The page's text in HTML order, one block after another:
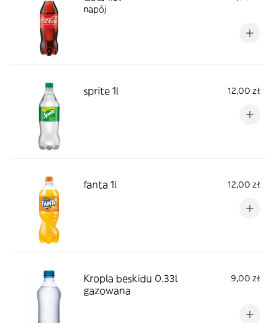
napój
sprite 1l 12,00 zł
fanta 1l 12,00 zł
Kropla beskidu 0.33l
gazowana
9,00 zł